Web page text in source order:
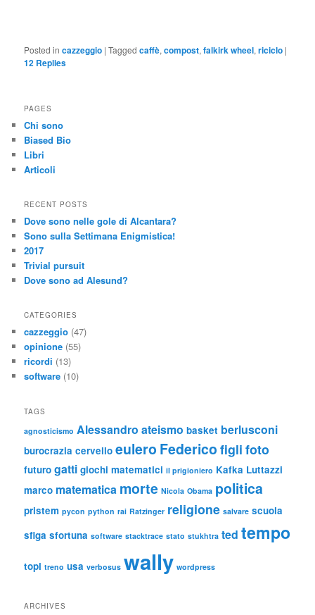
Posted in cazzeggio |Tagged caffè,compost,falkirk wheel,riciclo |
12 Replies
PAGES
Chi sono
Biased Bio
Libri
Articoli
RECENT POSTS
Dove sono nelle gole di Alcantara?
Sono sulla Settimana Enigmistica!
2017
Trivial pursuit
Dove sono ad Alesund?
CATEGORIES
cazzeggio (47)
opinione (55)
ricordi (13)
software (10)
TAGS
agnosticismo Alessandro ateismo basket berlusconi
burocrazia cervello eulero Federico figli foto
futuro gatti giochi matematici il prigioniero Kafka Luttazzi
marco matematica morte Nicola Obama politica
pristem pycon python rai Ratzinger religione salvare scuola
sfiga sfortuna software stacktrace stato stukhtra ted tempo
topi treno usa verbosus wally wordpress
ARCHIVES